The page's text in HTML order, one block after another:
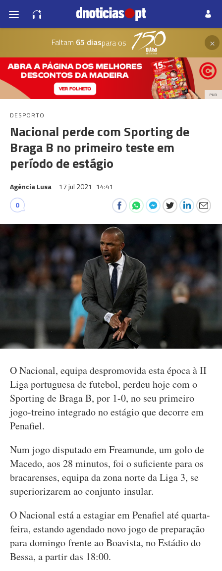
Faltam 65 diaspara os ×
PUB
DESPORTO
Nacional perde com Sporting de
Braga B no primeiro teste em
período de estágio
Agência Lusa 17 jul 2021 14:41
0
O Nacional, equipa despromovida esta época à II
Liga portuguesa de futebol, perdeu hoje com o
Sporting de Braga B, por 1-0, no seu primeiro
jogo-treino integrado no estágio que decorre em
Penafiel.
Num jogo disputado em Freamunde, um golo de
Macedo, aos 28 minutos, foi o suficiente para os
bracarenses, equipa da zona norte da Liga 3, se
superiorizarem ao conjunto insular.
O Nacional está a estagiar em Penafiel até quarta-
feira, estando agendado novo jogo de preparação
para domingo frente ao Boavista, no Estádio do
Bessa, a partir das 18:00.